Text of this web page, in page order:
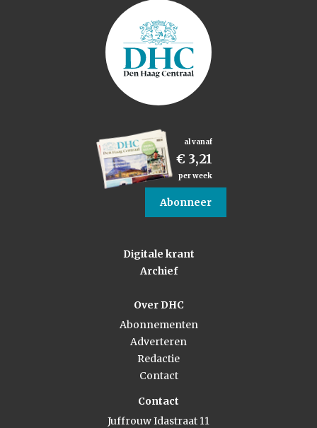
al vanaf
€ 3,21
per week
Abonneer
Digitale krant
Archief
Over DHC
Abonnementen
Adverteren
Redactie
Contact
Contact
Juffrouw Idastraat 11